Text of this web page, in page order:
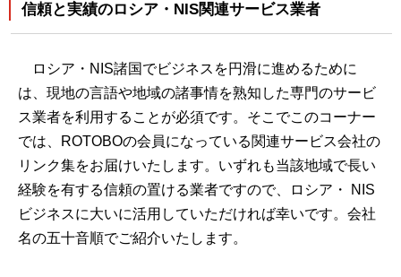
最新情報
当会について
イベント
事業案内
刊行物
信頼と実績のロシア・NIS関連サービス業者
ロシア・NIS諸国でビジネスを円滑に進めるために
は、現地の言語や地域の諸事情を熟知した専門のサービ
ス業者を利用することが必須です。そこでこのコーナー
では、ROTOBOの会員になっている関連サービス会社の
リンク集をお届けいたします。いずれも当該地域で長い
経験を有する信頼の置ける業者ですので、ロシア・ NIS
ビジネスに大いに活用していただければ幸いです。会社
名の五十音順でご紹介いたします。